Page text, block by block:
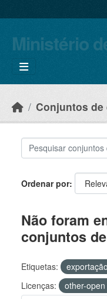
Ministério
Conjuntos de
Ordenar por
Não foram
conjuntos
Etiquetas:
Licenças:
other-open